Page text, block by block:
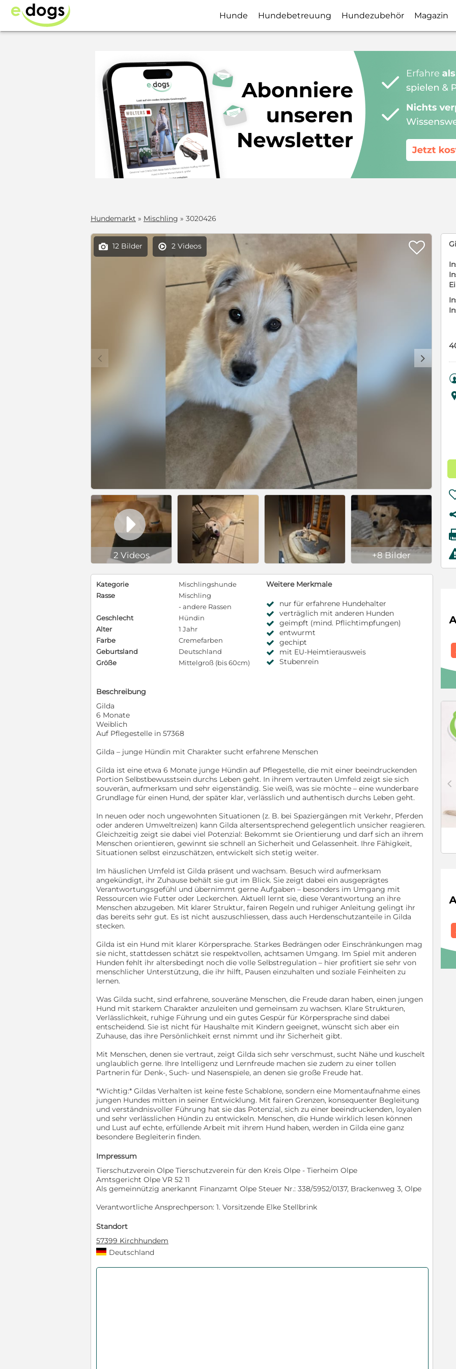
Hunde Hundebetreuung Hundezubehör Magazin
Hundemarkt » Mischling » 3020426
 12 Bilder  2 Videos 
c d

2 Videos +8 Bilder
c
Kategorie
Mischlingshunde
Rasse
Mischling
- andere Rassen
Geschlecht
Hündin
Alter
1 Jahr
Farbe
Cremefarben
Geburtsland
Deutschland
Größe
Mittelgroß (bis 60cm)
Weitere Merkmale
nur für erfahrene Hundehalter
verträglich mit anderen Hunden
geimpft (mind. Pflichtimpfungen)
entwurmt
gechipt
mit EU-Heimtierausweis
Stubenrein
Beschreibung
Gilda
6 Monate
Weiblich
Auf Pflegestelle in 57368
Gilda – junge Hündin mit Charakter sucht erfahrene Menschen
Gilda ist eine etwa 6 Monate junge Hündin auf Pflegestelle, die mit einer beeindruckenden
Portion Selbstbewusstsein durchs Leben geht. In ihrem vertrauten Umfeld zeigt sie sich
souverän, aufmerksam und sehr eigenständig. Sie weiß, was sie möchte – eine wunderbare
Grundlage für einen Hund, der später klar, verlässlich und authentisch durchs Leben geht.
In neuen oder noch ungewohnten Situationen (z. B. bei Spaziergängen mit Verkehr, Pferden
oder anderen Umweltreizen) kann Gilda altersentsprechend gelegentlich unsicher reagieren.
Gleichzeitig zeigt sie dabei viel Potenzial: Bekommt sie Orientierung und darf sich an ihrem
Menschen orientieren, gewinnt sie schnell an Sicherheit und Gelassenheit. Ihre Fähigkeit,
Situationen selbst einzuschätzen, entwickelt sich stetig weiter.
Im häuslichen Umfeld ist Gilda präsent und wachsam. Besuch wird aufmerksam
angekündigt, ihr Zuhause behält sie gut im Blick. Sie zeigt dabei ein ausgeprägtes
Verantwortungsgefühl und übernimmt gerne Aufgaben – besonders im Umgang mit
Ressourcen wie Futter oder Leckerchen. Aktuell lernt sie, diese Verantwortung an ihre
Menschen abzugeben. Mit klarer Struktur, fairen Regeln und ruhiger Anleitung gelingt ihr
das bereits sehr gut. Es ist nicht auszuschliessen, dass auch Herdenschutzanteile in Gilda
stecken.
Gilda ist ein Hund mit klarer Körpersprache. Starkes Bedrängen oder Einschränkungen mag
sie nicht, stattdessen schätzt sie respektvollen, achtsamen Umgang. Im Spiel mit anderen
Hunden fehlt ihr altersbedingt noch die volle Selbstregulation – hier profitiert sie sehr von
menschlicher Unterstützung, die ihr hilft, Pausen einzuhalten und soziale Feinheiten zu
lernen.
Was Gilda sucht, sind erfahrene, souveräne Menschen, die Freude daran haben, einen jungen
Hund mit starkem Charakter anzuleiten und gemeinsam zu wachsen. Klare Strukturen,
Verlässlichkeit, ruhige Führung und ein gutes Gespür für Körpersprache sind dabei
entscheidend. Sie ist nicht für Haushalte mit Kindern geeignet, wünscht sich aber ein
Zuhause, das ihre Persönlichkeit ernst nimmt und ihr Sicherheit gibt.
Mit Menschen, denen sie vertraut, zeigt Gilda sich sehr verschmust, sucht Nähe und kuschelt
unglaublich gerne. Ihre Intelligenz und Lernfreude machen sie zudem zu einer tollen
Partnerin für Denk-, Such- und Nasenspiele, an denen sie große Freude hat.
*Wichtig:* Gildas Verhalten ist keine feste Schablone, sondern eine Momentaufnahme eines
jungen Hundes mitten in seiner Entwicklung. Mit fairen Grenzen, konsequenter Begleitung
und verständnisvoller Führung hat sie das Potenzial, sich zu einer beeindruckenden, loyalen
und sehr verlässlichen Hündin zu entwickeln. Menschen, die Hunde wirklich lesen können
und Lust auf echte, erfüllende Arbeit mit ihrem Hund haben, werden in Gilda eine ganz
besondere Begleiterin finden.
Impressum
Tierschutzverein Olpe Tierschutzverein für den Kreis Olpe - Tierheim Olpe
Amtsgericht Olpe VR 52 11
Als gemeinnützig anerkannt Finanzamt Olpe Steuer Nr.: 338/5952/0137, Brackenweg 3, Olpe
Verantwortliche Ansprechperson: 1. Vorsitzende Elke Stellbrink
Standort
57399 Kirchhundem
Deutschland